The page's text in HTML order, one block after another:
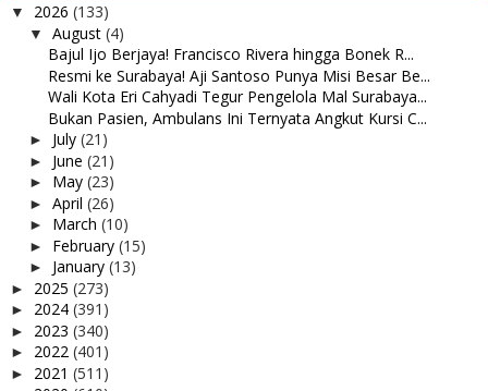
▼ 2026 (133)
▼ August (4)
Bajul Ijo Berjaya! Francisco Rivera hingga Bonek R...
Resmi ke Surabaya! Aji Santoso Punya Misi Besar Be...
Wali Kota Eri Cahyadi Tegur Pengelola Mal Surabaya...
Bukan Pasien, Ambulans Ini Ternyata Angkut Kursi C...
► July (21)
► June (21)
► May (23)
► April (26)
► March (10)
► February (15)
► January (13)
► 2025 (273)
► 2024 (391)
► 2023 (340)
► 2022 (401)
► 2021 (511)